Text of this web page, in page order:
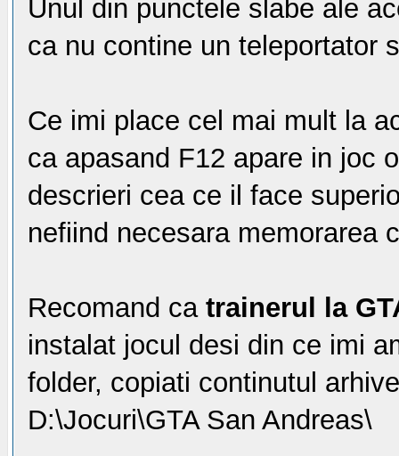
Unul din punctele slabe ale
ca nu contine un teleportator
Ce imi place cel mai mult la
ca apasand F12 apare in joc
descrieri cea ce il face
nefiind necesara memorarea
Recomand ca trainerul la
instalat jocul desi din ce imi
folder, copiati continutul
D:\Jocuri\GTA San Andreas\